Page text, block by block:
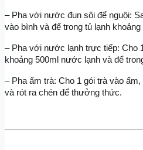
– Pha với nước đun sôi để nguội:
vào bình và để trong tủ lạnh khoảng
– Pha với nước lạnh trực tiếp: Cho
khoảng 500ml nước lạnh và để
– Pha ấm trà: Cho 1 gói trà vào
và rót ra chén để thưởng thức.